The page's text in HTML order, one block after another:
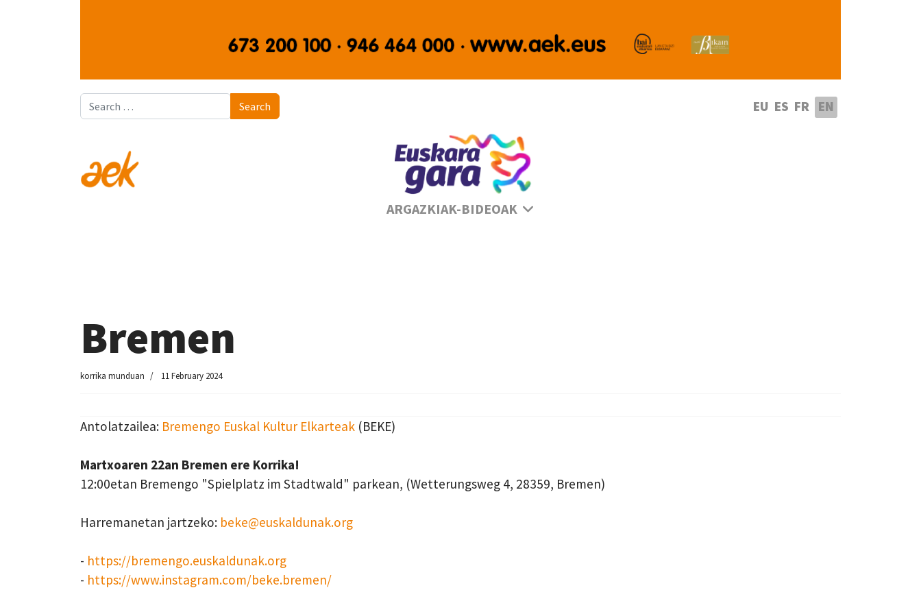
Search Search EU ES FR EN
ARGAZKIAK-BIDEOAK
Bremen
korrika munduan 11 February 2024
Antolatzailea: Bremengo Euskal Kultur Elkarteak (BEKE)
Martxoaren 22an Bremen ere Korrika!
12:00etan Bremengo "Spielplatz im Stadtwald" parkean, (Wetterungsweg 4, 28359, Bremen)
Harremanetan jartzeko: beke@euskaldunak.org
- https://bremengo.euskaldunak.org
- https://www.instagram.com/beke.bremen/